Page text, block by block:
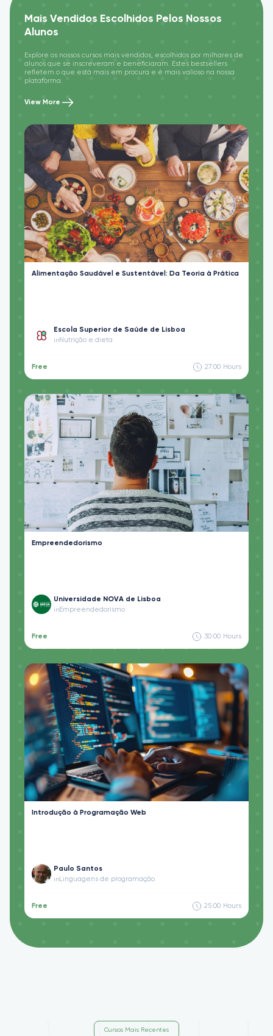
Mais Vendidos Escolhidos Pelos Nossos
Alunos
Explore os nossos cursos mais vendidos, escolhidos por milhares de
alunos que se inscreveram e beneficiaram. Estes bestsellers
refletem o que está mais em procura e é mais valioso na nossa
plataforma.
View More
Alimentação Saudável e Sustentável: Da Teoria à Prática
Escola Superior de Saúde de Lisboa
in Nutrição e dieta
Free 27:00 Hours
Empreendedorismo
Universidade NOVA de Lisboa
in Empreendedorismo
Free 30:00 Hours
Introdução à Programação Web
Paulo Santos
in Linguagens de programação
Free 25:00 Hours
Cursos Mais Recentes